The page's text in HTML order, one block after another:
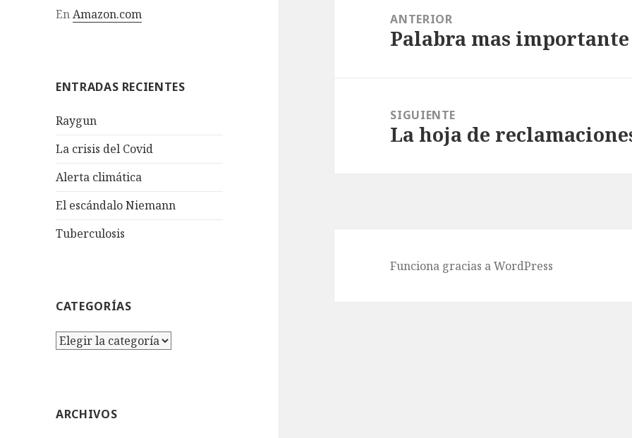
EnAmazon.com
ENTRADAS RECIENTES
Raygun
La crisis del Covid
Alerta climática
El escándalo Niemann
Tuberculosis
CATEGORÍAS
Categorías
ARCHIVOS
entradas
ANTERIOR
Entrada
Palabra mas importante
SIGUIENTE
Entrada
La hoja de
Funciona gracias a WordPress